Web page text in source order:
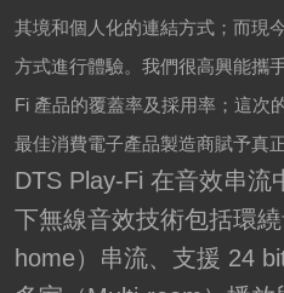
其境和個人化的連結方式；而現
方式進行體驗。我們很高興能攜
Fi 產品的覆蓋率及採用率；這次
最佳消費電子產品製造商賦予真
DTS Play-Fi 在音效串流
下無線音效技術包括環
home）串流、支援 24